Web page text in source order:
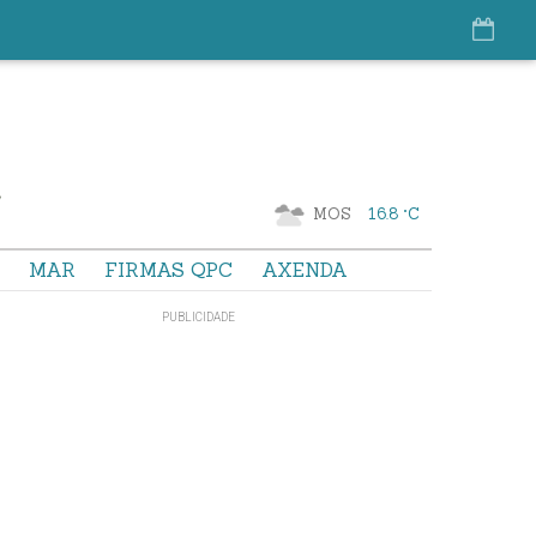
MOS 16.8 °C
MAR FIRMAS QPC AXENDA